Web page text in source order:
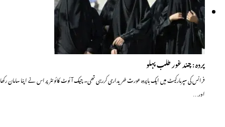
پردہ : چند غور طلب پہلو
فرانس کی سپرمارکیٹ میں ایک باپردہ عورت خریداری کررہی تھی۔ چیک آئوٹ کائونٹر پر اس نے اپنا سامان رکھا
اور…